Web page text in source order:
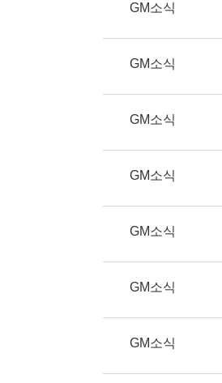
GM소식
GM소식
GM소식
GM소식
GM소식
GM소식
GM소식